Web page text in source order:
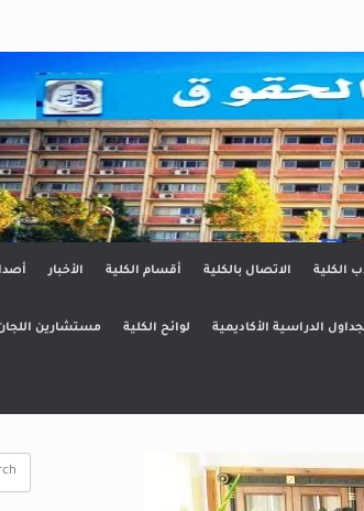
الكلية الاتصال بالكلية أقسام الكلية الأخبار
الدراسية الأكاديمية لوائح الكلية مستشارين